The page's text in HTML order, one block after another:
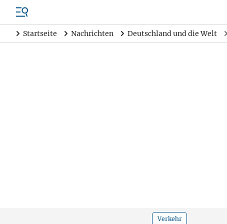
Startseite Nachrichten Deutschland und die Welt
Verkehr